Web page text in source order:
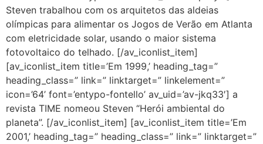
Steven trabalhou com os arquitetos das aldeias
olímpicas para alimentar os Jogos de Verão em Atlanta
com eletricidade solar, usando o maior sistema
fotovoltaico do telhado. [/av_iconlist_item]
[av_iconlist_item title=’Em 1999,’ heading_tag=”
heading_class=” link=” linktarget=” linkelement=”
icon=’64’ font=’entypo-fontello’ av_uid=’av-jkq33′] a
revista TIME nomeou Steven “Herói ambiental do
planeta”. [/av_iconlist_item] [av_iconlist_item title=’Em
2001,’ heading_tag=” heading_class=” link=” linktarget=”